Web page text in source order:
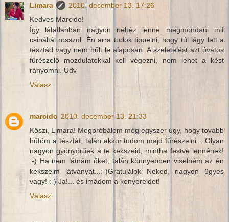
Limara
2010. december 13. 17:26
Kedves Marcido!
Így látatlanban nagyon nehéz lenne megmondani mit
csináltál rosszul. Én arra tudok tippelni, hogy túl lágy lett a
tésztád vagy nem hűlt le alaposan. A szeletelést azt óvatos
fűrészelő mozdulatokkal kell végezni, nem lehet a kést
rányomni. Üdv
Válasz
marcido 2010. december 13. 21:33
Köszi, Limara! Megpróbálom még egyszer úgy, hogy tovább
hűtöm a tésztát, talán akkor tudom majd fűrészelni... Olyan
nagyon gyönyörűek a te kekszeid, mintha festve lennének!
:-) Ha nem látnám őket, talán könnyebben viselném az én
kekszeim látványát...:-)Gratulálok Neked, nagyon ügyes
vagy! :-) Ja!... és imádom a kenyereidet!
Válasz